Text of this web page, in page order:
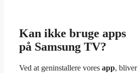
Kan ikke bruge apps
på Samsung TV?
Ved at geninstallere vores app, bliver